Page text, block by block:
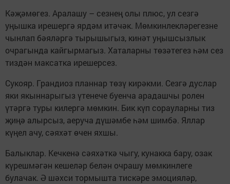
Кәҗәмөгез. Аралашу – сезнең олы плюс, ул сезгә
уңышка ирешергә ярдәм итәчәк. Мөмкинлекләрегезне
чынлап бәяләргә тырышыгыз, кинәт уңышсызлык
очрагында кайгырмагыз. Хаталарны төзәтегез һәм сез
тиздән максатка ирешерсез.
Сукояр. Грандиоз планнар төзү кирәкми. Сезгә дуслар
яки якыннарыгыз үтенече буенча арадашчы ролен
үтәргә туры килергә мөмкин. Бик күп сорауларны тиз
җиңә алырсыз, аеруча дүшәмбе һәм шимбә. Яллар
күңел ачу, сәяхәт өчен яхшы.
Балыклар. Кечкенә сәяхәткә чыгу, кунакка бару, озак
күрешмәгән кешеләр белән очрашу мөмкинлеге
булачак. Ә шәхси тормышта тискәре эмоцияләр,